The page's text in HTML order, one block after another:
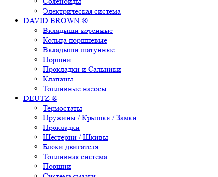
Электрическая система
DAVID BROWN ®
Вкладыши коренные
Кольца поршневые
Вкладыши шатунные
Поршни
Прокладки и Сальники
Клапаны
Топливные насосы
DEUTZ ®
Термостаты
Пружины / Крышки / Замки
Прокладки
Шестерни / Шкивы
Блоки двигателя
Топливная система
Поршни